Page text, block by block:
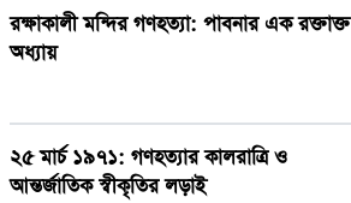
রক্ষাকালী মন্দির গণহত্যা: পাবনার এক রক্তাক্ত
অধ্যায়
২৫ মার্চ ১৯৭১: গণহত্যার কালরাত্রি ও
আন্তর্জাতিক স্বীকৃতির লড়াই